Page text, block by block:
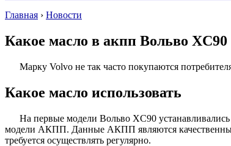
Главная › Новости
Какое масло в акпп Вольво XC90
Марку Volvo не так часто покупаются
Какое масло использовать
На первые модели Вольво XC90
модели АКПП. Данные АКПП являются
требуется осуществлять регулярно.